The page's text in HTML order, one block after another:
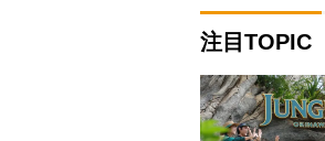
注目TOPIC